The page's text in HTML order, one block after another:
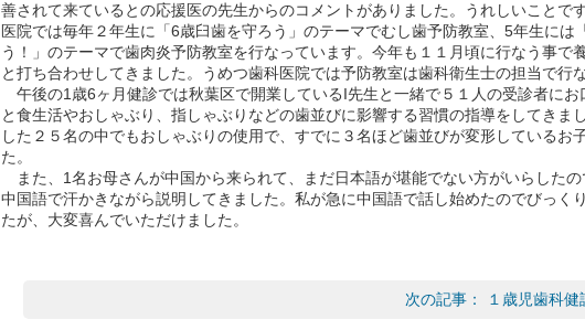
善されて来ているとの応援医の先生からのコメントがありました。うれしいことで
医院では毎年２年生に「6歳臼歯を守ろう」のテーマでむし歯予防教室、5年生には
う！」のテーマで歯肉炎予防教室を行なっています。今年も１１月頃に行なう事で
と打ち合わせしてきました。うめつ歯科医院では予防教室は歯科衛生士の担当で行
午後の1歳6ヶ月健診では秋葉区で開業しているI先生と一緒で５１人の受診者にお
と食生活やおしゃぶり、指しゃぶりなどの歯並びに影響する習慣の指導をしてきま
した２５名の中でもおしゃぶりの使用で、すでに３名ほど歯並びが変形しているお
た。
また、1名お母さんが中国から来られて、まだ日本語が堪能でない方がいらした
中国語で汗かきながら説明してきました。私が急に中国語で話し始めたのでびっく
たが、大変喜んでいただけました。
次の記事： １歳児歯科健